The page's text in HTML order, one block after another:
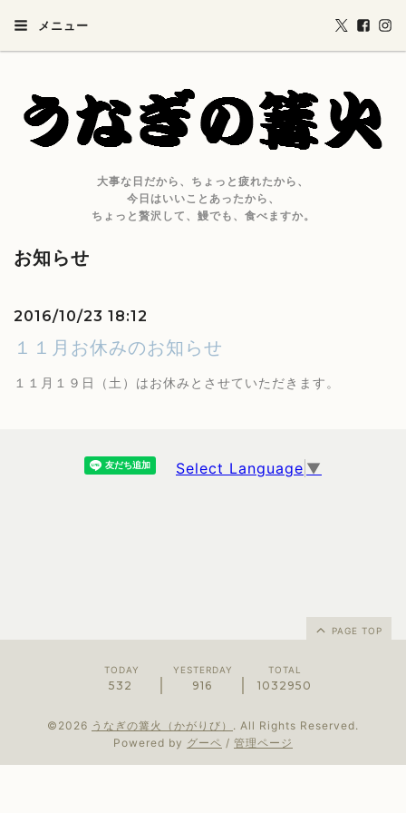
メニュー
大事な日だから、ちょっと疲れたから、
今日はいいことあったから、
ちょっと贅沢して、鰻でも、食べますか。
お知らせ
2016/10/23 18:12
１１月お休みのお知らせ
１１月１９日（土）はお休みとさせていただきます。
Select Language ▼
PAGE TOP
TODAY
532
YESTERDAY
916
TOTAL
1032950
©2026 うなぎの篝火（かがりび） . All Rights Reserved.
Powered by グーペ / 管理ページ